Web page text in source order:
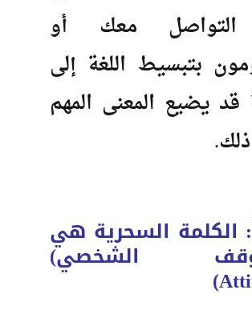
معك أو
بتبسيط اللغة إلى
يضيع المعنى المهم
الكلمة السحرية هي
الشخصي)